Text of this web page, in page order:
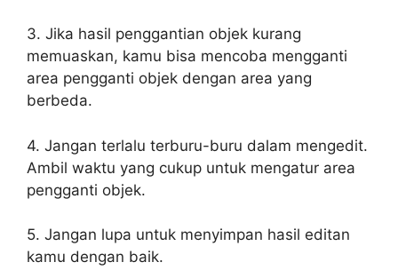
3. Jika hasil penggantian objek kurang
memuaskan, kamu bisa mencoba mengganti
area pengganti objek dengan area yang
berbeda.
4. Jangan terlalu terburu-buru dalam mengedit.
Ambil waktu yang cukup untuk mengatur area
pengganti objek.
5. Jangan lupa untuk menyimpan hasil editan
kamu dengan baik.